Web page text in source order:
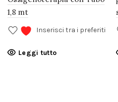
1,8 mt
Inserisci tra i preferiti
Leggi tutto